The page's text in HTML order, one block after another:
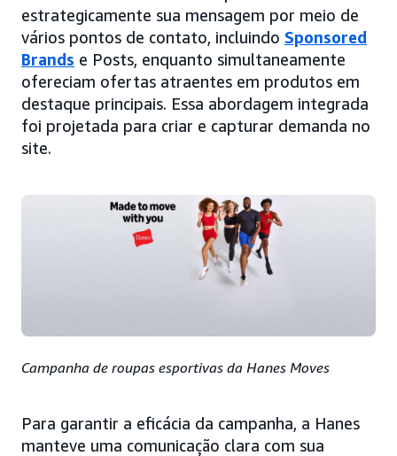
estrategicamente sua mensagem por meio de
vários pontos de contato, incluindo Sponsored
Brands e Posts, enquanto simultaneamente
ofereciam ofertas atraentes em produtos em
destaque principais. Essa abordagem integrada
foi projetada para criar e capturar demanda no
site.
Campanha de roupas esportivas da Hanes Moves
Para garantir a eficácia da campanha, a Hanes
manteve uma comunicação clara com sua